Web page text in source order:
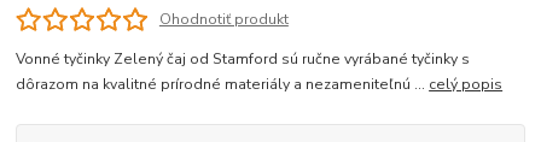
Ohodnotiť produkt
Vonné tyčinky Zelený čaj od Stamford sú ručne vyrábané tyčinky s
dôrazom na kvalitné prírodné materiály a nezameniteľnú ... celý popis